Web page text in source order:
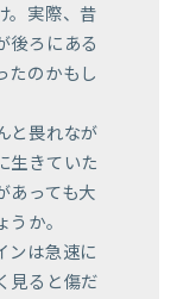
。実際、昔
後ろにある
たのかもし
と畏れなが
生きていた
あっても大
か。
ンは急速に
見ると傷だ